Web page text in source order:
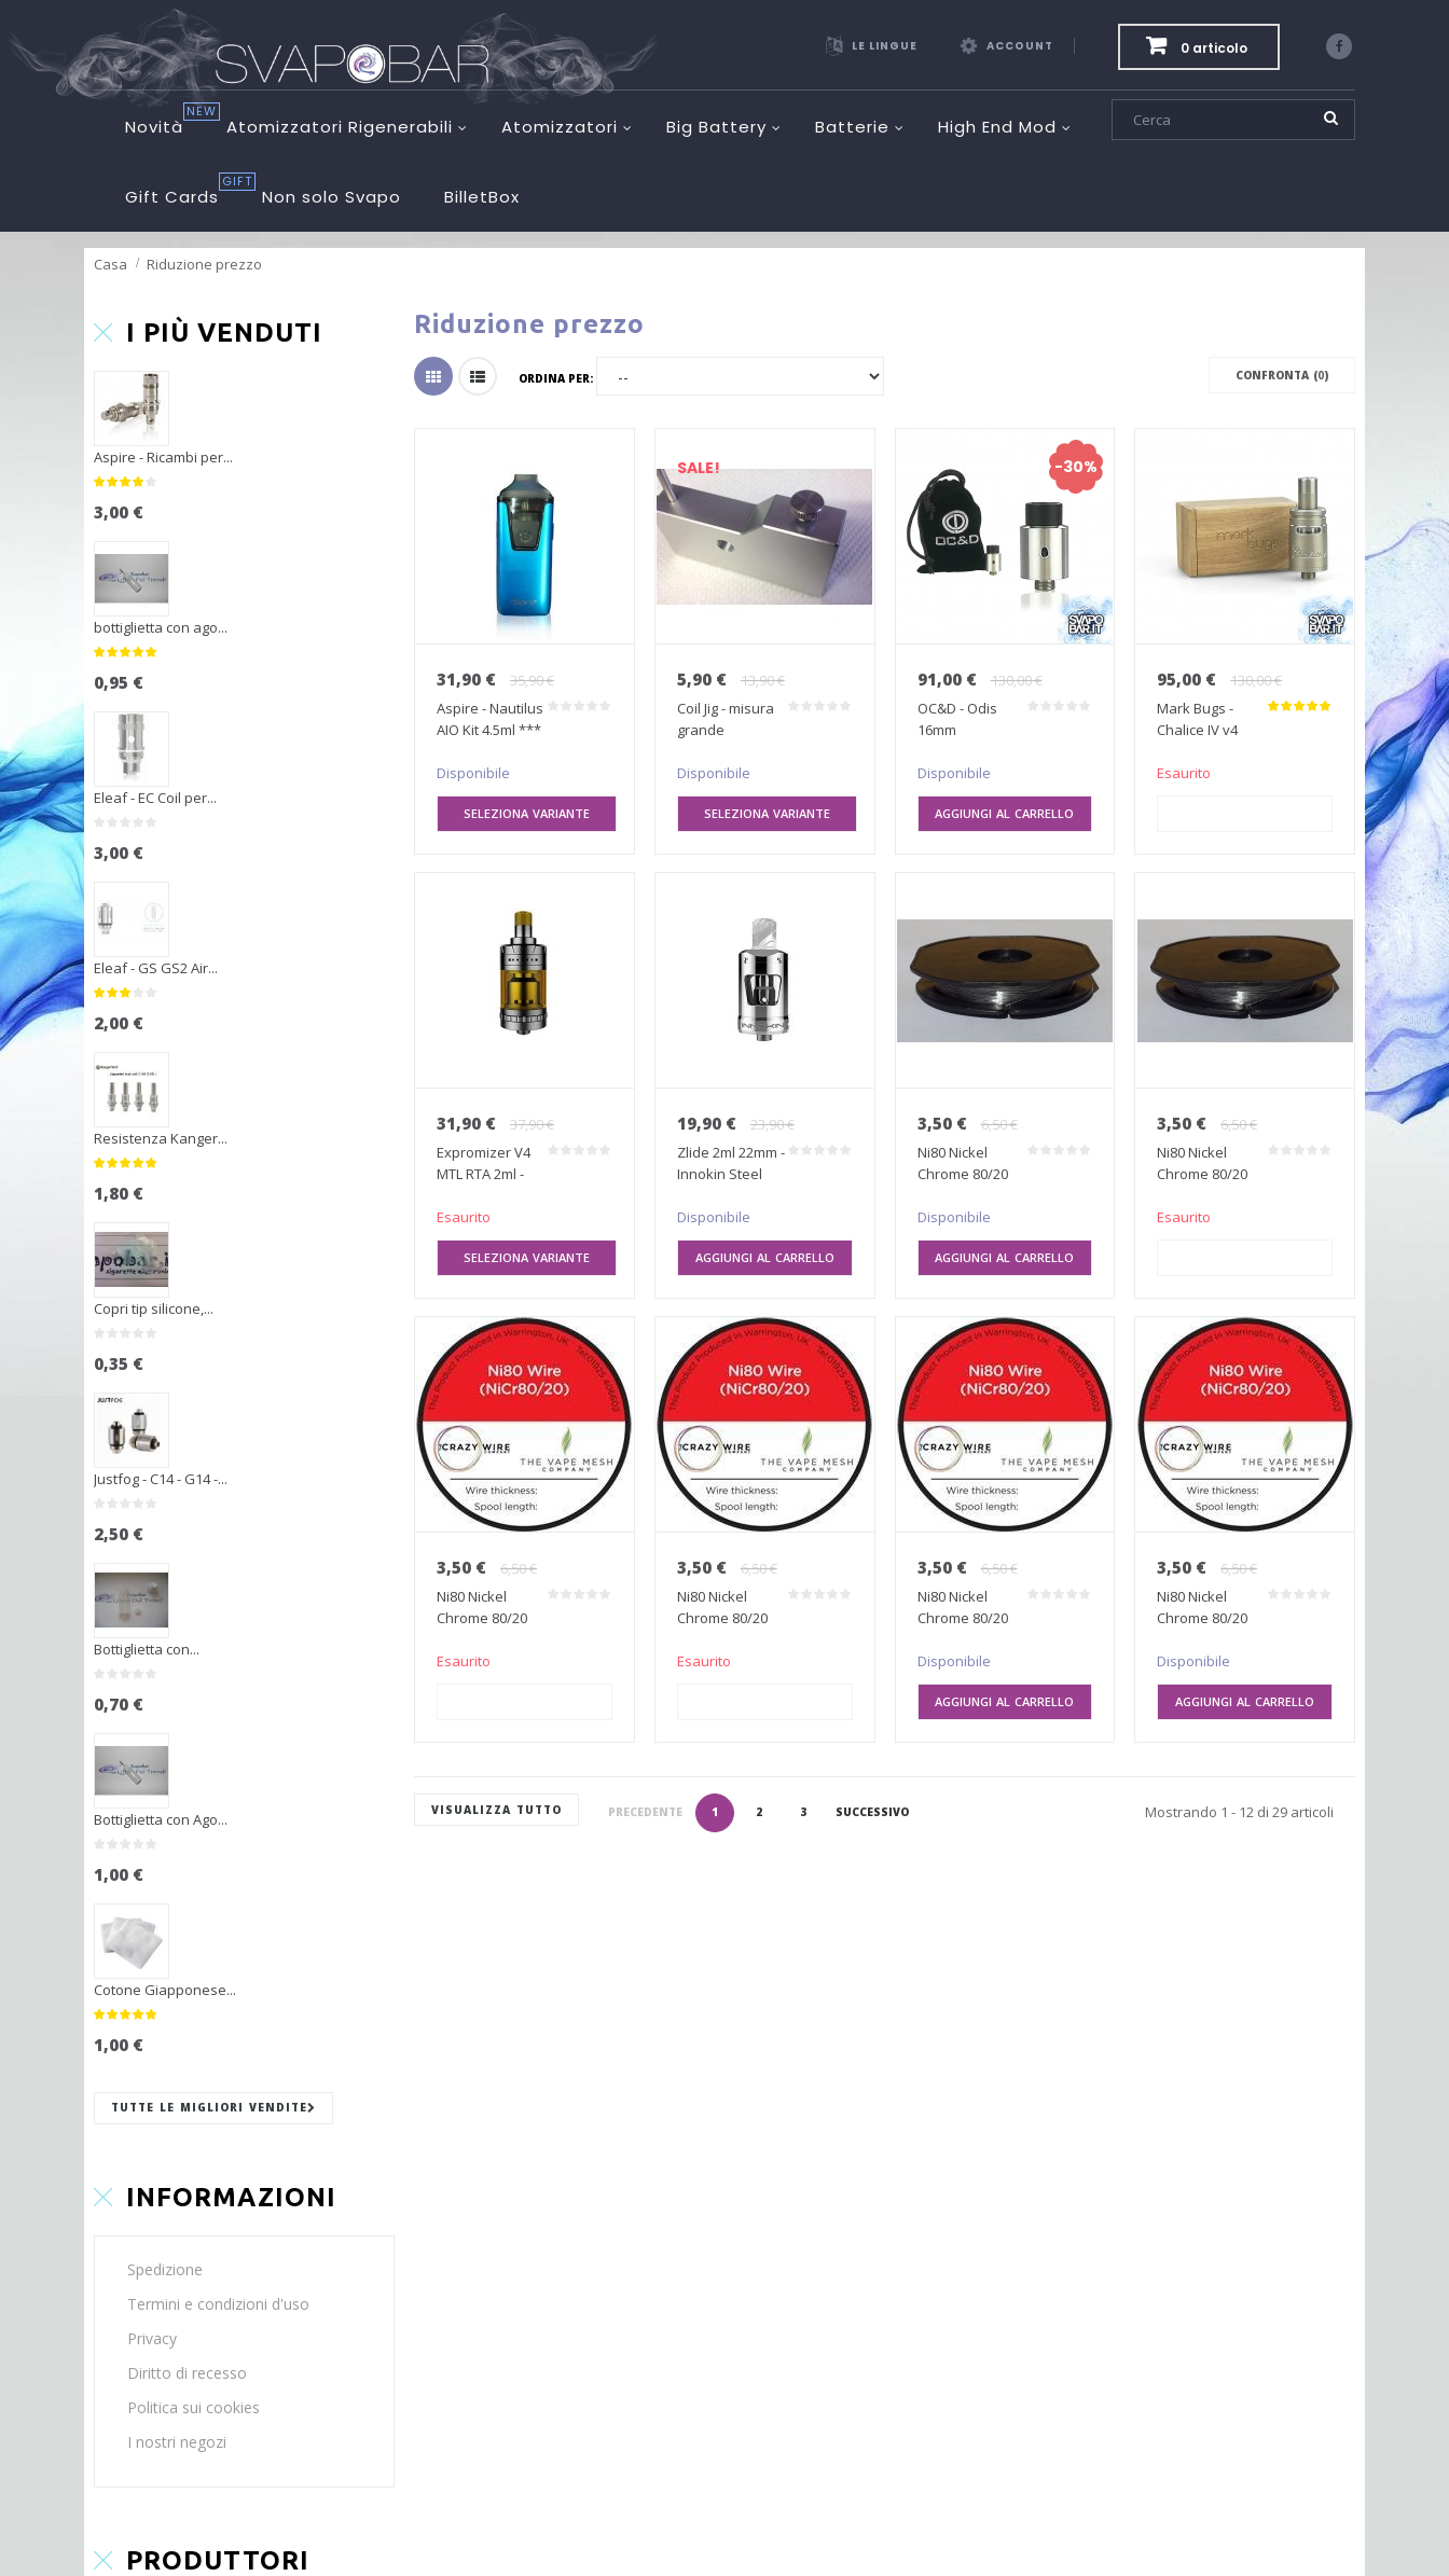
0 articolo
ACCOUNT
LE LINGUE
Novità
NEW
Atomizzatori Rigenerabili Atomizzatori Big Battery Batterie High End Mod
Gift Cards
GIFT
Non solo Svapo BilletBox
Casa Riduzione prezzo
I PIÙ VENDUTI
Aspire - Ricambi per...
3,00 €
bottiglietta con ago...
0,95 €
Eleaf - EC Coil per...
3,00 €
Eleaf - GS GS2 Air...
2,00 €
Resistenza Kanger...
1,80 €
Copri tip silicone,...
0,35 €
Justfog - C14 - G14 -...
2,50 €
Bottiglietta con...
0,70 €
Bottiglietta con Ago...
1,00 €
Cotone Giapponese...
1,00 €
TUTTE LE MIGLIORI VENDITE
INFORMAZIONI
Spedizione
Termini e condizioni d'uso
Privacy
Diritto di recesso
Politica sui cookies
I nostri negozi
PRODUTTORI
Riduzione prezzo
ORDINA PER: CONFRONTA (0)
31,90 €
35,90 €
Aspire - Nautilus
AIO Kit 4.5ml ***
Disponibile
SELEZIONA VARIANTE
SALE!
5,90 €
13,90 €
Coil Jig - misura
grande
Disponibile
SELEZIONA VARIANTE
-30%
91,00 €
130,00 €
OC&D - Odis
16mm
Disponibile
AGGIUNGI AL CARRELLO
95,00 €
130,00 €
Mark Bugs -
Chalice IV v4
Esaurito
31,90 €
37,90 €
Expromizer V4
MTL RTA 2ml -
Esaurito
SELEZIONA VARIANTE
19,90 €
23,90 €
Zlide 2ml 22mm -
Innokin Steel
Disponibile
AGGIUNGI AL CARRELLO
3,50 €
6,50 €
Ni80 Nickel
Chrome 80/20
Disponibile
AGGIUNGI AL CARRELLO
3,50 €
6,50 €
Ni80 Nickel
Chrome 80/20
Esaurito
3,50 €
6,50 €
Ni80 Nickel
Chrome 80/20
Esaurito
3,50 €
6,50 €
Ni80 Nickel
Chrome 80/20
Esaurito
3,50 €
6,50 €
Ni80 Nickel
Chrome 80/20
Disponibile
AGGIUNGI AL CARRELLO
3,50 €
6,50 €
Ni80 Nickel
Chrome 80/20
Disponibile
AGGIUNGI AL CARRELLO
VISUALIZZA TUTTO Mostrando 1 - 12 di 29 articoli
PRECEDENTE 1 2 3 SUCCESSIVO